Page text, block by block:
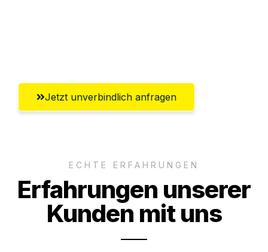
Jetzt unverbindlich anfragen
ECHTE ERFAHRUNGEN
Erfahrungen unserer
Kunden mit uns